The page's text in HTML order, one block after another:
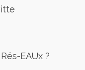
EAUx ?